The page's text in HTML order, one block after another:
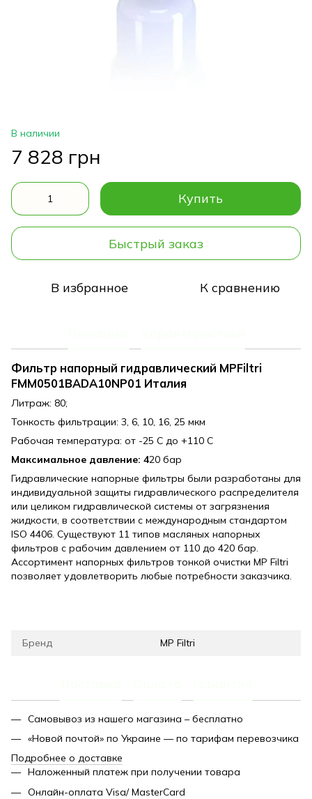
В наличии
7 828 грн
Купить
Быстрый заказ
В избранное К сравнению
Фильтр напорный гидравлический MPFiltri
FMM0501BADA10NP01 Италия
Литраж: 80;
Тонкость фильтрации: 3, 6, 10, 16, 25 мкм
Рабочая температура: от -25 С до +110 С
Максимальное давление: 420 бар
Гидравлические напорные фильтры были разработаны для
индивидуальной защиты гидравлического распределителя
или целиком гидравлической системы от загрязнения
жидкости, в соответствии с международным стандартом
ISO 4406. Существуют 11 типов масляных напорных
фильтров с рабочим давлением от 110 до 420 бар.
Ассортимент напорных фильтров тонкой очистки MP Filtri
позволяет удовлетворить любые потребности заказчика.
Бренд MP Filtri
Самовывоз из нашего магазина – бесплатно
«Новой почтой» по Украине — по тарифам перевозчика
Подробнее о доставке
Наложенный платеж при получении товара
Онлайн-оплата Visa/ MasterCard